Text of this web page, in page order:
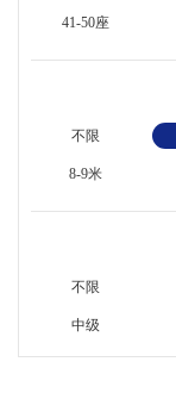
41-50座
不限
8-9米
不限
中级